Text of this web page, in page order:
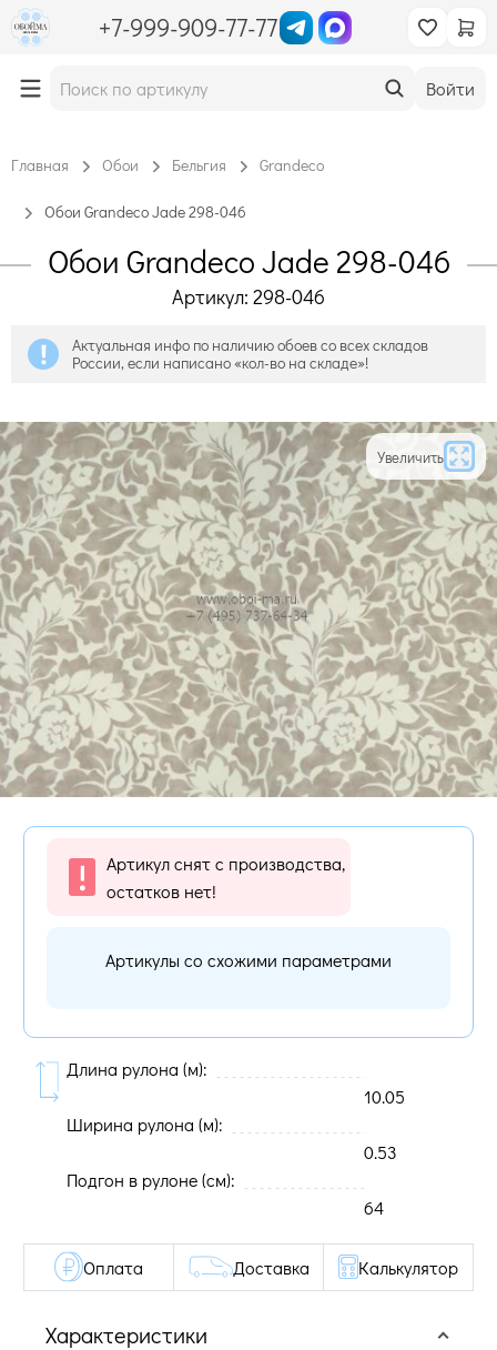
+7-999-909-77-77
Войти
Главная Обои Бельгия Grandeco
Обои Grandeco Jade 298-046
Обои Grandeco Jade 298-046
Артикул: 298-046
Актуальная инфо по наличию обоев со всех складов
России, если написано «кол-во на складе»!
Увеличить
Артикул снят с производства,
остатков нет!
Артикулы со схожими параметрами
Длина рулона (м):
10.05
Ширина рулона (м):
0.53
Подгон в рулоне (cм):
64
Характеристики
Оплата Доставка Калькулятор